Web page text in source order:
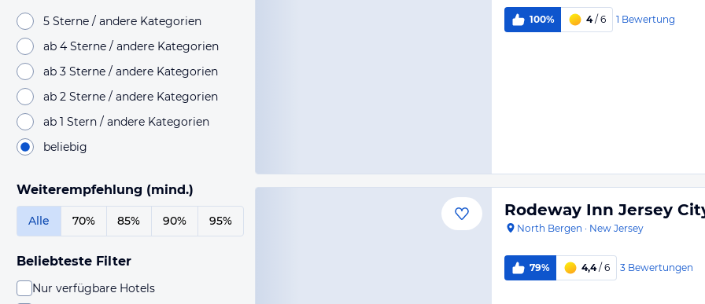
5 Sterne / andere Kategorien
ab 4 Sterne / andere Kategorien
ab 3 Sterne / andere Kategorien
ab 2 Sterne / andere Kategorien
ab 1 Stern / andere Kategorien
beliebig
Weiterempfehlung (mind.)
Alle 70% 85% 90% 95%
Beliebteste Filter
Nur verfügbare Hotels
100% 4/ 6 1 Bewertung
Rodeway Inn Jersey
North Bergen · New Jersey
79% 4,4/ 6 3 Bewertungen